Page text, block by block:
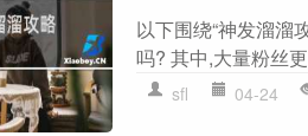
以下围绕“神发溜溜
吗? 其中,大量粉丝
sfl 04-24